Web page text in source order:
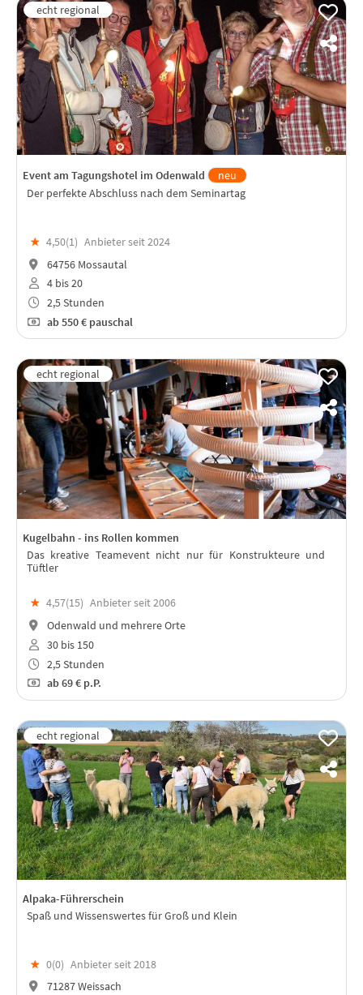
Event am Tagungshotel im Odenwald
neu
Der perfekte Abschluss nach dem Seminartag
★ 4,50(1) Anbieter seit 2024
64756 Mossautal
4 bis 20
2,5 Stunden
ab550 € pauschal
Kugelbahn - ins Rollen kommen
Das kreative Teamevent nicht nur für Konstrukteure und
Tüftler
★ 4,57(15) Anbieter seit 2006
Odenwald und mehrere Orte
30 bis 150
2,5 Stunden
ab69 € p.P.
Alpaka-Führerschein
Spaß und Wissenswertes für Groß und Klein
★ 0(0) Anbieter seit 2018
71287 Weissach